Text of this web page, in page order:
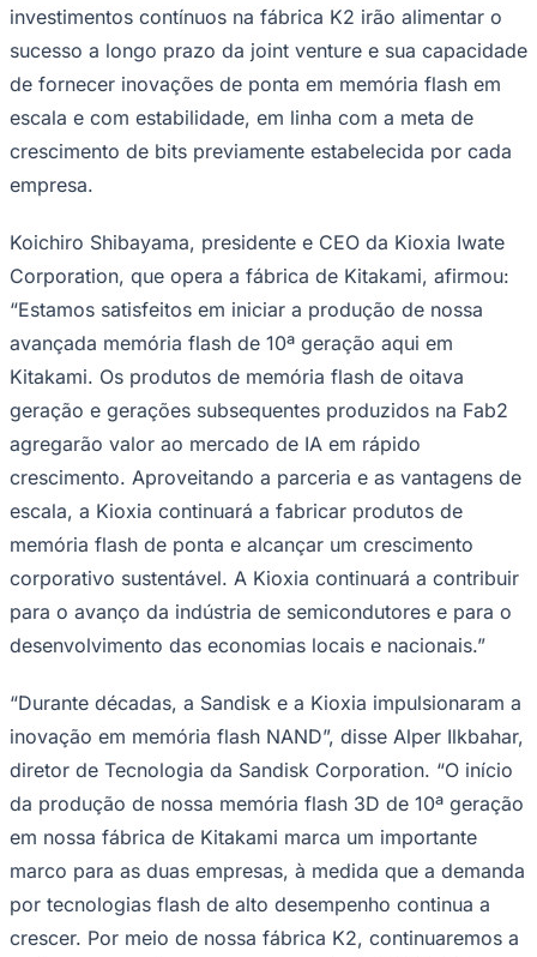
Juventude
investimentos contínuos na fábrica K2 irão alimentar o
sucesso a longo prazo da joint venture e sua capacidade
de fornecer inovações de ponta em memória flash em
escala e com estabilidade, em linha com a meta de
crescimento de bits previamente estabelecida por cada
empresa.
Koichiro Shibayama, presidente e CEO da Kioxia Iwate
Corporation, que opera a fábrica de Kitakami, afirmou:
“Estamos satisfeitos em iniciar a produção de nossa
avançada memória flash de 10ª geração aqui em
Kitakami. Os produtos de memória flash de oitava
geração e gerações subsequentes produzidos na Fab2
agregarão valor ao mercado de IA em rápido
crescimento. Aproveitando a parceria e as vantagens de
escala, a Kioxia continuará a fabricar produtos de
memória flash de ponta e alcançar um crescimento
corporativo sustentável. A Kioxia continuará a contribuir
para o avanço da indústria de semicondutores e para o
desenvolvimento das economias locais e nacionais.”
“Durante décadas, a Sandisk e a Kioxia impulsionaram a
inovação em memória flash NAND”, disse Alper Ilkbahar,
diretor de Tecnologia da Sandisk Corporation. “O início
da produção de nossa memória flash 3D de 10ª geração
em nossa fábrica de Kitakami marca um importante
marco para as duas empresas, à medida que a demanda
por tecnologias flash de alto desempenho continua a
crescer. Por meio de nossa fábrica K2, continuaremos a